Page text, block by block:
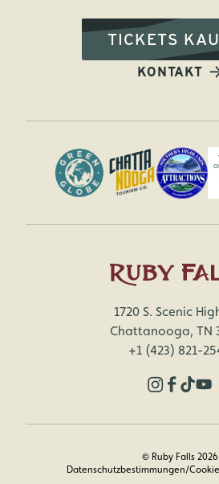
TICKETS
KONTAKT
1720 S. Scenic
Chattanooga, TN
+1 (423) 821-
© Ruby Falls 2026
Datenschutzbestimmungen/